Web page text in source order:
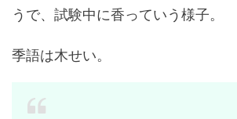
うで、試験中に香っていう様子。
季語は木せい。